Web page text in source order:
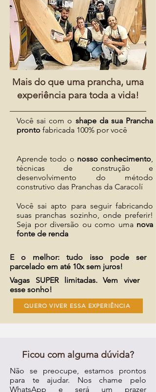
Mais do que uma prancha, uma
experiência para toda a vida!
Você sai com o shape da sua Prancha
pronto fabricada 100% por você
Aprende todo o nosso conhecimento,
técnicas de construção e
desenvolvimento do método
construtivo das Pranchas da Caracolí
Você sai apto para seguir fabricando
suas pranchas sozinho, onde preferir!
Seja por diversão ou como uma nova
fonte de renda
E o melhor: tudo isso pode ser
parcelado em até 10x sem juros!
Vagas SUPER limitadas. Vem viver
esse sonho!
QUERO VIVER ESSA EXPERIÊNCIA
Ficou com alguma dúvida?
Não se preocupe, estamos prontos
para te ajudar. Nos chame pelo
WhatsApp e será um prazer